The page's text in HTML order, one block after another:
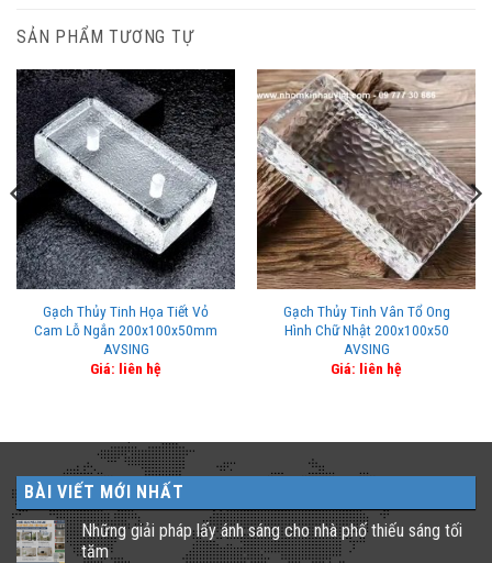
SẢN PHẨM TƯƠNG TỰ
Gạch Thủy Tinh Họa Tiết Vỏ
Cam Lỗ Ngắn 200x100x50mm
AVSING
Giá: liên hệ
Gạch Thủy Tinh Vân Tổ Ong
Hình Chữ Nhật 200x100x50
AVSING
Giá: liên hệ
BÀI VIẾT MỚI NHẤT
Những giải pháp lấy ánh sáng cho nhà phố thiếu sáng tối
tăm